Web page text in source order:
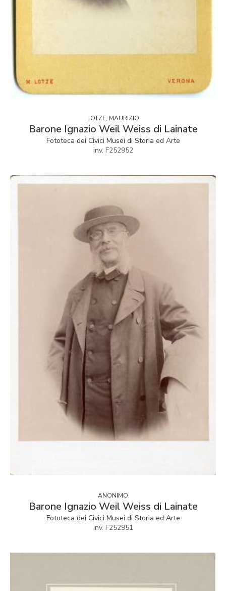
LOTZE, MAURIZIO
Barone Ignazio Weil Weiss di Lainate
Fototeca dei Civici Musei di Storia ed Arte
inv. F252952
ANONIMO
Barone Ignazio Weil Weiss di Lainate
Fototeca dei Civici Musei di Storia ed Arte
inv. F252951